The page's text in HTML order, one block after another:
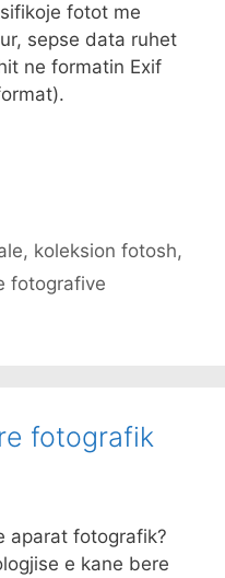
fotot me
sepse data ruhet
ne formatin Exif
, koleksion fotosh,
fotografive
fotografik
aparat fotografik?
e kane bere